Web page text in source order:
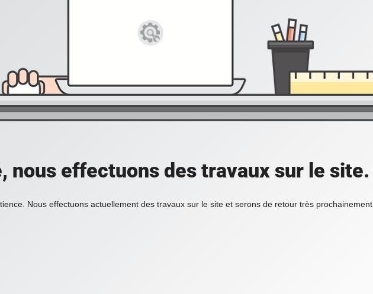
nous effectuons des travaux sur le site.
Nous effectuons actuellement des travaux sur le site et serons de retour très prochainement.